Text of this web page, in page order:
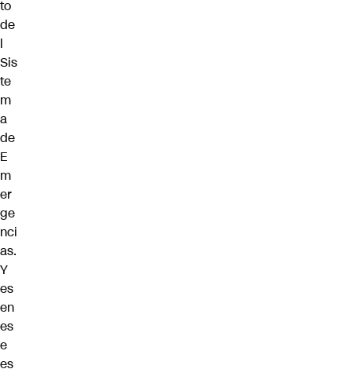
to
de
l
Sis
te
m
a
de
E
m
er
ge
nci
as.
Y
es
en
es
e
es